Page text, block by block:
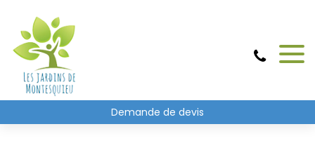
Demande de devis